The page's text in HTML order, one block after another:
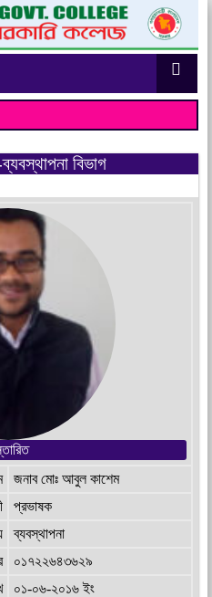
বিভাগ
জনাব মোঃ আবুল কাশেম
প্রভাষক
ব্যবস্থাপনা
০১৭২২৬৪৩৬২৯
০১-০৬-২০১৬ ইং